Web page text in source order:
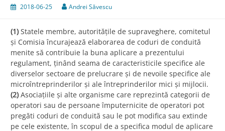
2018-06-25 Andrei Săvescu
(1) Statele membre, autoritățile de supraveghere, comitetul
și Comisia încurajează elaborarea de coduri de conduită
menite să contribuie la buna aplicare a prezentului
regulament, ținând seama de caracteristicile specifice ale
diverselor sectoare de prelucrare și de nevoile specifice ale
microîntreprinderilor și ale întreprinderilor mici și mijlocii.
(2) Asociațiile și alte organisme care reprezintă categorii de
operatori sau de persoane împuternicite de operatori pot
pregăti coduri de conduită sau le pot modifica sau extinde
pe cele existente, în scopul de a specifica modul de aplicare